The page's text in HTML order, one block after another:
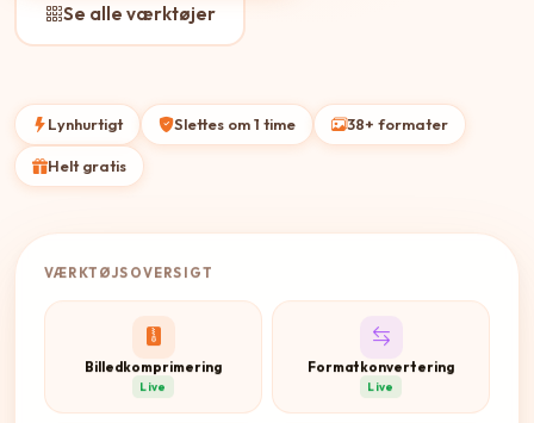
Se alle værktøjer
Lynhurtigt Slettes om 1 time 38+ formater
Helt gratis
VÆRKTØJSOVERSIGT
Billedkomprimering
Live
Formatkonvertering
Live